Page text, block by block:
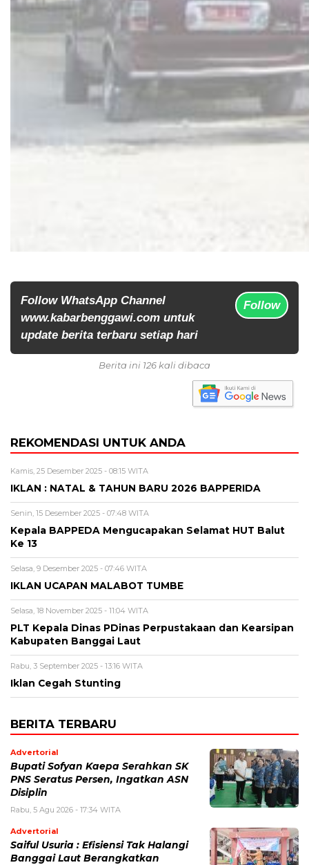
Follow WhatsApp Channel
www.kabarbenggawi.com untuk
update berita terbaru setiap hari
Follow
Berita ini 126 kali dibaca
REKOMENDASI UNTUK ANDA
Kamis, 25 Desember 2025 - 08:15 WITA
IKLAN : NATAL & TAHUN BARU 2026 BAPPERIDA
Senin, 15 Desember 2025 - 07:48 WITA
Kepala BAPPEDA Mengucapakan Selamat HUT Balut
Ke 13
Selasa, 9 Desember 2025 - 07:46 WITA
IKLAN UCAPAN MALABOT TUMBE
Selasa, 18 November 2025 - 11:04 WITA
PLT Kepala Dinas PDinas Perpustakaan dan Kearsipan
Kabupaten Banggai Laut
Rabu, 3 September 2025 - 13:16 WITA
Iklan Cegah Stunting
BERITA TERBARU
Advertorial
Bupati Sofyan Kaepa Serahkan SK
PNS Seratus Persen, Ingatkan ASN
Disiplin
Rabu, 5 Agu 2026 - 17:34 WITA
Advertorial
Saiful Usuria : Efisiensi Tak Halangi
Banggai Laut Berangkatkan